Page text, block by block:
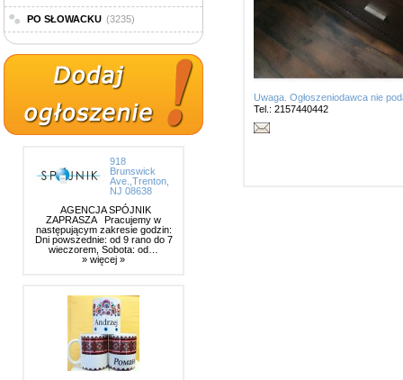
PO SŁOWACKU (3235)
918
Brunswick
Ave.,Trenton,
NJ 08638
AGENCJA SPÓJNIK
ZAPRASZA Pracujemy w
następującym zakresie godzin:
Dni powszednie: od 9 rano do 7
wieczorem, Sobota: od…
» więcej »
Uwaga. Ogłoszeniodawca nie
Tel.: 2157440442